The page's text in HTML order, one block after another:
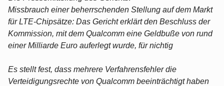
Missbrauch einer beherrschenden Stellung auf dem Markt
für LTE-Chipsätze: Das Gericht erklärt den Beschluss der
Kommission, mit dem Qualcomm eine Geldbuße von rund
einer Milliarde Euro auferlegt wurde, für nichtig
Es stellt fest, dass mehrere Verfahrensfehler die
Verteidigungsrechte von Qualcomm beeinträchtigt haben